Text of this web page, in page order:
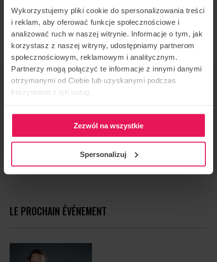
Wykorzystujemy pliki cookie do spersonalizowania treści
i reklam, aby oferować funkcje społecznościowe i
analizować ruch w naszej witrynie. Informacje o tym, jak
korzystasz z naszej witryny, udostępniamy partnerom
społecznościowym, reklamowym i analitycznym.
Partnerzy mogą połączyć te informacje z innymi danymi
otrzymanymi od Ciebie lub uzyskanymi podczas
korzystania z ich usług.
Zezwól na wszystkie
Spersonalizuj
Si vous souhaitez rejoindre son camp, envoyez-nous
un courriel à l’adresse suivante :camps@flyspot.com
ORGANISATEUR DE L'ÉVÉNEMENT
Flyspot
RECOMMANDER CET ÉVÉNEMENT
LE PROCHAIN ÉVÉNEMENT